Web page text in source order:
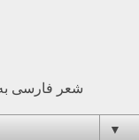
شعر فارسی
▼